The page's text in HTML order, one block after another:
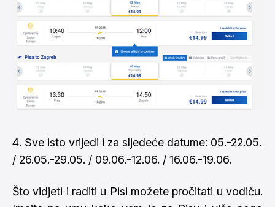
Sve isto vrijedi i za sljedeće datume: 05.-22.05.
/ 26.05.-29.05. / 09.06.-12.06. / 16.06.-19.06.
Što vidjeti i raditi u Pisi možete pročitati u vodiču.